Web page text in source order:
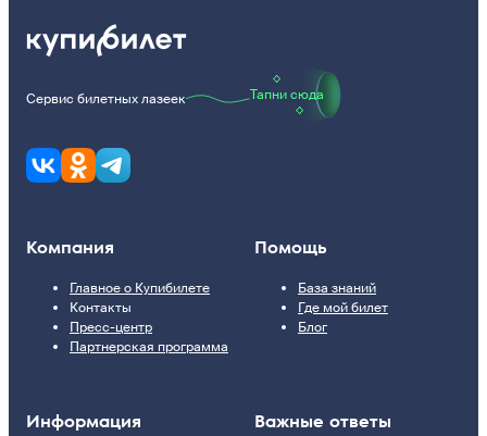
Сервис билетных лазеек Тапни сюда
Компания
Главное о Купибилете
Контакты
Пресс-центр
Партнерская программа
Помощь
База знаний
Где мой билет
Блог
Информация Важные ответы